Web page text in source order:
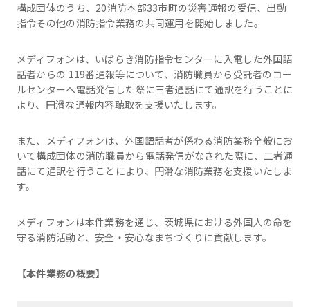
構成団体のうち、20消防本部33市町の災害通報の受信、出動
指令その他の消防指令業務の共同運用を開始しました。
メディフォンは、いばらき消防指令センターに入電した外国語
話者からの 119番通報等について、消防職員から受託者のコー
ルセンターへ電話発信した際に三者通話にて通訳を行うことに
より、円滑な通報内容聴取を支援いたします。
また、メディフォンは、外国語話者が係わる消防業務全般にお
いて構成団体の消防職員から電話発信がなされた際に、二者通
話にて通訳を行うことにより、円滑な消防業務を支援いたしま
す。
メディフォンは本件業務を通じ、茨城県における外国人の命を
守る消防活動と、安全・安心なまちづくりに貢献します。
【本件業務の概要】